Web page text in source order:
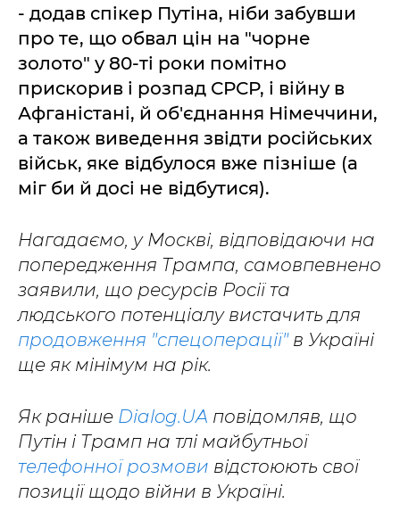
- додав спікер Путіна, ніби забувши
про те, що обвал цін на "чорне
золото" у 80-ті роки помітно
прискорив і розпад СРСР, і війну в
Афганістані, й об'єднання Німеччини,
а також виведення звідти російських
військ, яке відбулося вже пізніше (а
міг би й досі не відбутися).
Нагадаємо, у Москві, відповідаючи на
попередження Трампа, самовпевнено
заявили, що ресурсів Росії та
людського потенціалу вистачить для
продовження "спецоперації"в Україні
ще як мінімум на рік.
Як раніше Dialog.UA повідомляв, що
Путін і Трамп на тлі майбутньої
телефонної розмови відстоюють свої
позиції щодо війни в Україні.